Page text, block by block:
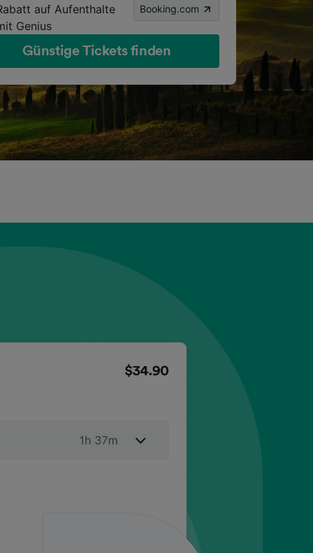
auf Aufenthalte
Genius
Booking.com
Günstige Tickets finden